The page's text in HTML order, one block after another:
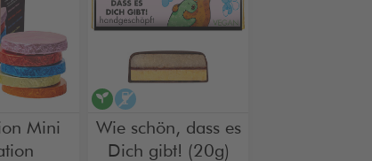
Mini
vegan
Wie schön, dass es
Dich gibt! (20g)